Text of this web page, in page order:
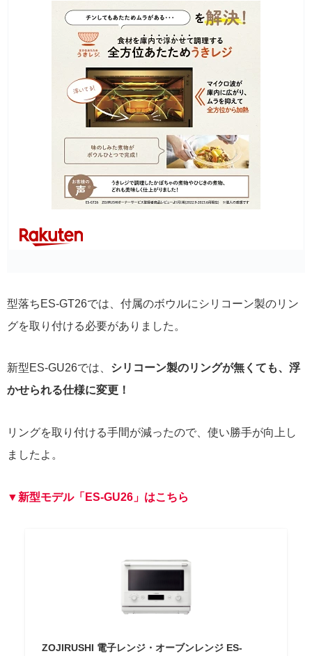
型落ちES-GT26では、付属のボウルにシリコーン製のリン
グを取り付ける必要がありました。
新型ES-GU26では、 シリコーン製のリングが無くても、浮
かせられる仕様に変更！
リングを取り付ける手間が減ったので、使い勝手が向上し
ましたよ。
▼新型モデル「ES-GU26」はこちら
ZOJIRUSHI 電子レンジ・オーブンレンジ ES-